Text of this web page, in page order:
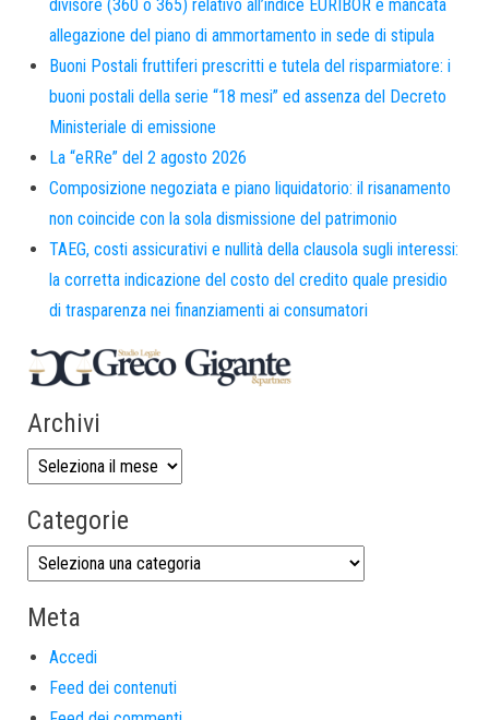
divisore (360 o 365) relativo all’indice EURIBOR e mancata
allegazione del piano di ammortamento in sede di stipula
Buoni Postali fruttiferi prescritti e tutela del risparmiatore: i
buoni postali della serie “18 mesi” ed assenza del Decreto
Ministeriale di emissione
La “eRRe” del 2 agosto 2026
Composizione negoziata e piano liquidatorio: il risanamento
non coincide con la sola dismissione del patrimonio
TAEG, costi assicurativi e nullità della clausola sugli interessi:
la corretta indicazione del costo del credito quale presidio
di trasparenza nei finanziamenti ai consumatori
Archivi
Categorie
Meta
Accedi
Feed dei contenuti